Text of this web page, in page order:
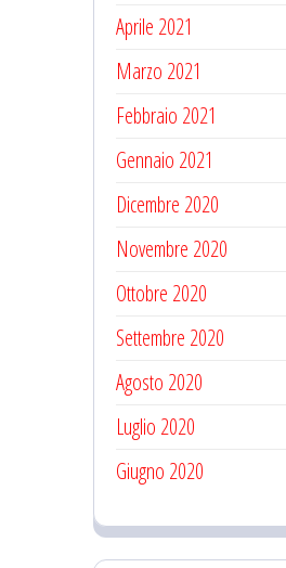
Aprile 2021
Marzo 2021
Febbraio 2021
Gennaio 2021
Dicembre 2020
Novembre 2020
Ottobre 2020
Settembre 2020
Agosto 2020
Luglio 2020
Giugno 2020